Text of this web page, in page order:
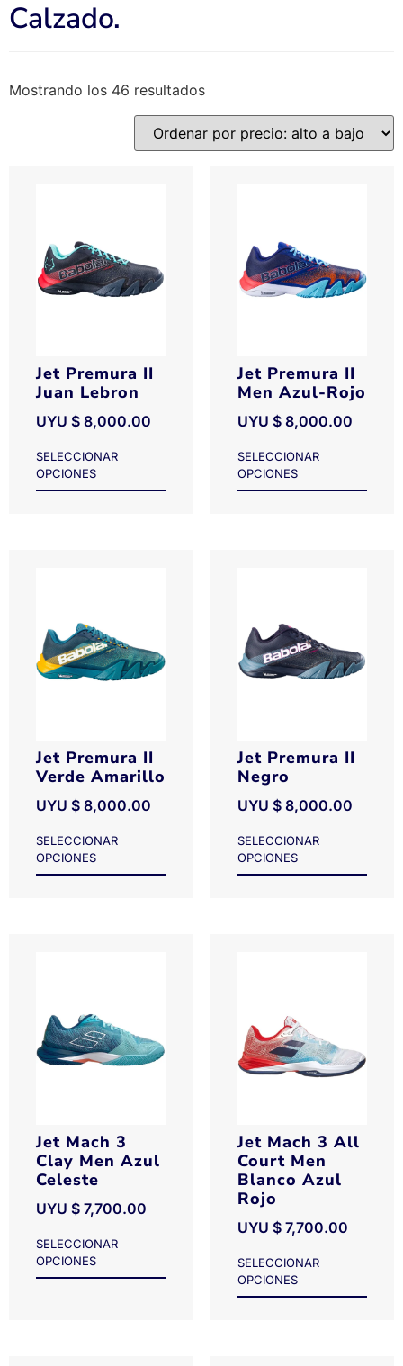
Calzado.
Mostrando los 46 resultados
Jet Premura II
Juan Lebron
UYU $ 8,000.00
SELECCIONAR
OPCIONES
Jet Premura II
Men Azul-Rojo
UYU $ 8,000.00
SELECCIONAR
OPCIONES
Jet Premura II
Verde Amarillo
UYU $ 8,000.00
SELECCIONAR
OPCIONES
Jet Premura II
Negro
UYU $ 8,000.00
SELECCIONAR
OPCIONES
Jet Mach 3
Clay Men Azul
Celeste
UYU $ 7,700.00
SELECCIONAR
OPCIONES
Jet Mach 3 All
Court Men
Blanco Azul
Rojo
UYU $ 7,700.00
SELECCIONAR
OPCIONES